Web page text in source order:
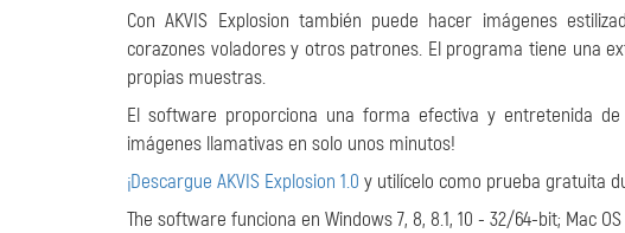
Con AKVIS Explosion también puede hacer imágenes
corazones voladores y otros patrones. El programa tiene una
propias muestras.
El software proporciona una forma efectiva y entretenida
imágenes llamativas en solo unos minutos!
¡Descargue AKVIS Explosion 1.0 y utilícelo como prueba gratuita
The software funciona en Windows 7, 8, 8.1, 10 - 32/64-bit; Mac OS